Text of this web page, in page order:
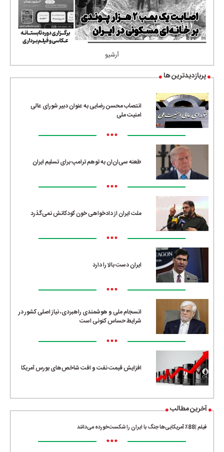
آرشیو
پربازدیدترین ها
انتصاب محسن رضایی به عنوان دبیر شورای عالی
امنیت ملی
•••
طعنه سی‌ان‌ان به توهم ترامپ برای تسلیم ایران
•••
ملت ایران از دادخواهی خون کودکانش نمی‌گذرد
•••
ایران دست بالا را دارد
•••
انسجام ملی و هوشمندی راهبردی، نیاز اصلی کشور در
شرایط حساس کنونی است
•••
افزایش قیمت نفت و افت شاخص‌های بورس آمریکا
آخرین مطالب
فیلم |88٪ آمریکایی‌ها جنگ با ایران را شکست‌خورده می‌دانند
•••